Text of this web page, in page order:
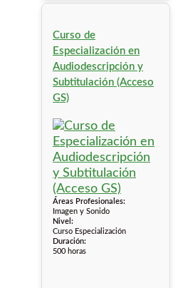
Curso de
Especialización en
Audiodescripción y
Subtitulación (Acceso
GS)
Áreas Profesionales:
Imagen y Sonido
Nivel:
Curso Especialización
Duración:
500 horas